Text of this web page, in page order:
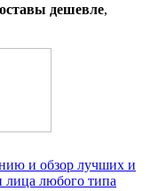
дешевле,
и обзор лучших и
лица любого типа